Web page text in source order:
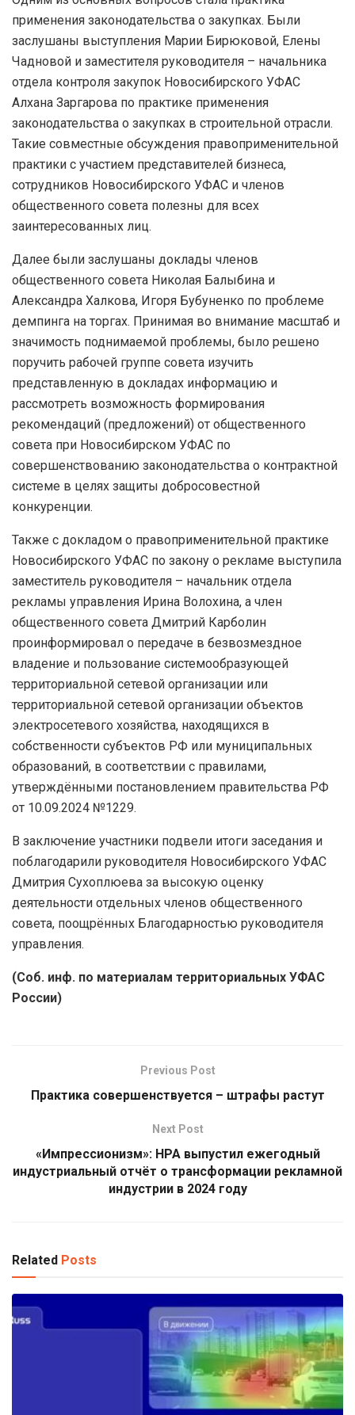
применения законодательства о закупках. Были
заслушаны выступления Марии Бирюковой, Елены
Чадновой и заместителя руководителя – начальника
отдела контроля закупок Новосибирского УФАС
Алхана Заргарова по практике применения
законодательства о закупках в строительной отрасли.
Такие совместные обсуждения правоприменительной
практики с участием представителей бизнеса,
сотрудников Новосибирского УФАС и членов
общественного совета полезны для всех
заинтересованных лиц.
Далее были заслушаны доклады членов
общественного совета Николая Балыбина и
Александра Халкова, Игоря Бубуненко по проблеме
демпинга на торгах. Принимая во внимание масштаб и
значимость поднимаемой проблемы, было решено
поручить рабочей группе совета изучить
представленную в докладах информацию и
рассмотреть возможность формирования
рекомендаций (предложений) от общественного
совета при Новосибирском УФАС по
совершенствованию законодательства о контрактной
системе в целях защиты добросовестной
конкуренции.
Также с докладом о правоприменительной практике
Новосибирского УФАС по закону о рекламе выступила
заместитель руководителя – начальник отдела
рекламы управления Ирина Волохина, а член
общественного совета Дмитрий Карболин
проинформировал о передаче в безвозмездное
владение и пользование системообразующей
территориальной сетевой организации или
территориальной сетевой организации объектов
электросетевого хозяйства, находящихся в
собственности субъектов РФ или муниципальных
образований, в соответствии с правилами,
утверждёнными постановлением правительства РФ
от 10.09.2024 №1229.
В заключение участники подвели итоги заседания и
поблагодарили руководителя Новосибирского УФАС
Дмитрия Сухоплюева за высокую оценку
деятельности отдельных членов общественного
совета, поощрённых Благодарностью руководителя
управления.
(Соб. инф. по материалам территориальных УФАС
России)
Previous Post
Практика совершенствуется – штрафы растут
Next Post
«Импрессионизм»: НРА выпустил ежегодный
индустриальный отчёт о трансформации рекламной
индустрии в 2024 году
Related Posts